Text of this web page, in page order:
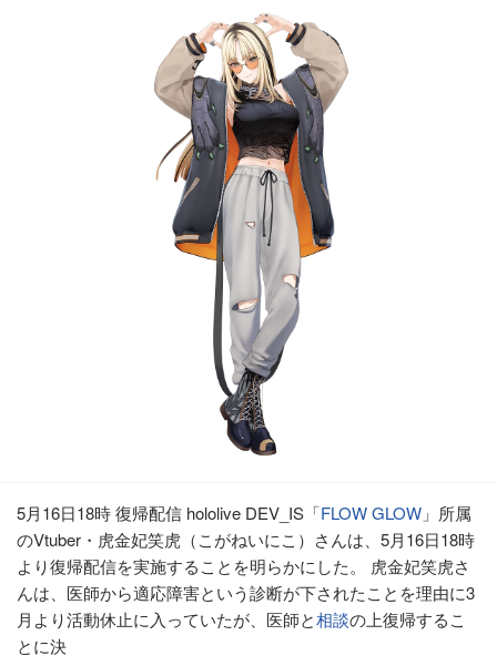
5月16日18時 復帰配信 hololive DEV_IS「FLOWGLOW 」所属
のVtuber・虎金妃笑虎（こがねいにこ）さんは、5月16日18時
より復帰配信を実施することを明らかにした。 虎金妃笑虎さ
んは、医師から適応障害という診断が下されたことを理由に3
月より活動休止に入っていたが、医師と相談の上復帰するこ
とに決